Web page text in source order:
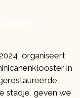
organiseert
in
stadje, geven we